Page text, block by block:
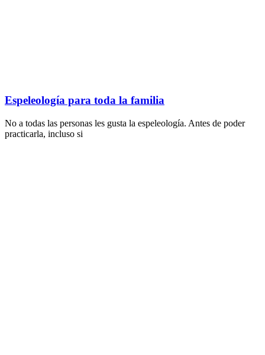
Espeleología para toda la familia
No a todas las personas les gusta la espeleología. Antes de poder
practicarla, incluso si